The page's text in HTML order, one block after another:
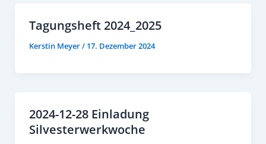
Tagungsheft 2024_2025
Kerstin Meyer/ 17. Dezember 2024
2024-12-28 Einladung
Silvesterwerkwoche